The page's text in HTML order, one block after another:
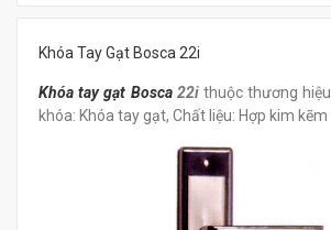
Khóa Tay Gạt Bosca 22i
Khóa tay gạt Bosca22ithuộc thương
khóa: Khóa tay gạt, Chất liệu: Hợp kim kẽm